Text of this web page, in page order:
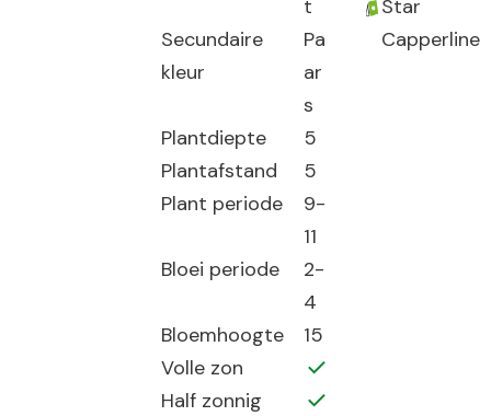
t
Secundaire
kleur
Pa
ar
s
Plantdiepte
5
Plantafstand
5
Plant periode
9-
11
Bloei periode
2-
4
Bloemhoogte
15
Volle zon
Half zonnig
Star
Capperline